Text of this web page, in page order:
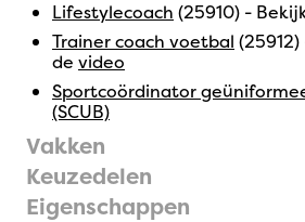
Lifestylecoach (25910) -
Trainer coach voetbal
de video
Sportcoördinator geüniformeerde beroepen
(SCUB)
Vakken
Keuzedelen
Eigenschappen